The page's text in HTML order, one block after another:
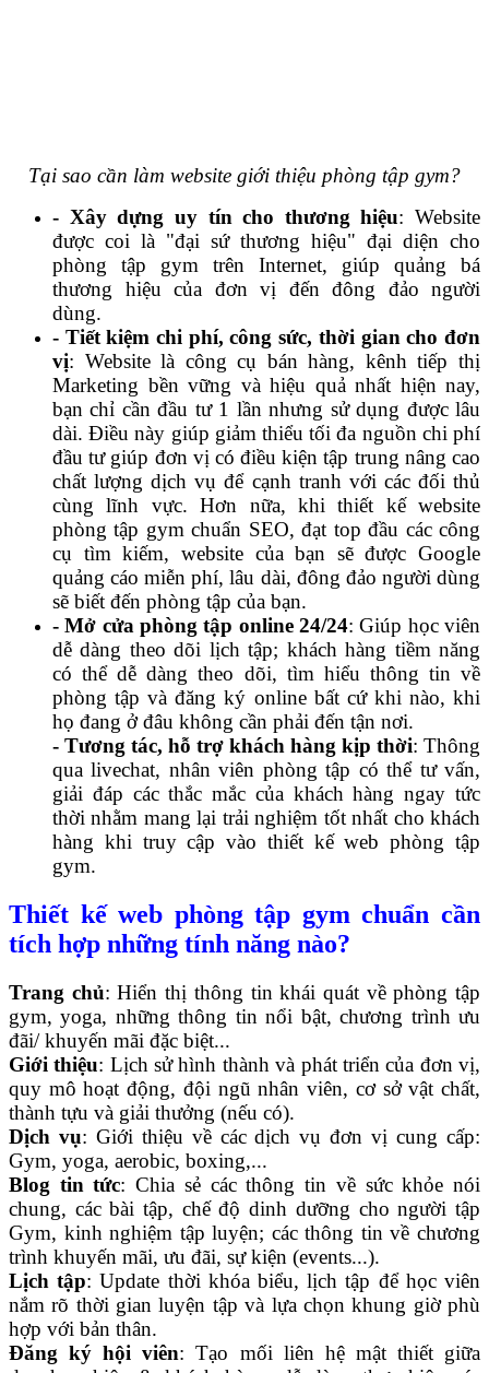
Tại sao cần làm website giới thiệu phòng tập gym?
- Xây dựng uy tín cho thương hiệu: Website
được coi là "đại sứ thương hiệu" đại diện cho
phòng tập gym trên Internet, giúp quảng bá
thương hiệu của đơn vị đến đông đảo người
dùng.
- Tiết kiệm chi phí, công sức, thời gian cho đơn
vị: Website là công cụ bán hàng, kênh tiếp thị
Marketing bền vững và hiệu quả nhất hiện nay,
bạn chỉ cần đầu tư 1 lần nhưng sử dụng được lâu
dài. Điều này giúp giảm thiểu tối đa nguồn chi phí
đầu tư giúp đơn vị có điều kiện tập trung nâng cao
chất lượng dịch vụ để cạnh tranh với các đối thủ
cùng lĩnh vực. Hơn nữa, khi thiết kế website
phòng tập gym chuẩn SEO, đạt top đầu các công
cụ tìm kiếm, website của bạn sẽ được Google
quảng cáo miễn phí, lâu dài, đông đảo người dùng
sẽ biết đến phòng tập của bạn.
- Mở cửa phòng tập online 24/24: Giúp học viên
dễ dàng theo dõi lịch tập; khách hàng tiềm năng
có thể dễ dàng theo dõi, tìm hiểu thông tin về
phòng tập và đăng ký online bất cứ khi nào, khi
họ đang ở đâu không cần phải đến tận nơi.
- Tương tác, hỗ trợ khách hàng kịp thời: Thông
qua livechat, nhân viên phòng tập có thể tư vấn,
giải đáp các thắc mắc của khách hàng ngay tức
thời nhằm mang lại trải nghiệm tốt nhất cho khách
hàng khi truy cập vào thiết kế web phòng tập
gym.
Thiết kế web phòng tập gym chuẩn cần
tích hợp những tính năng nào?
Trang chủ: Hiển thị thông tin khái quát về phòng tập
gym, yoga, những thông tin nổi bật, chương trình ưu
đãi/ khuyến mãi đặc biệt...
Giới thiệu: Lịch sử hình thành và phát triển của đơn vị,
quy mô hoạt động, đội ngũ nhân viên, cơ sở vật chất,
thành tựu và giải thưởng (nếu có).
Dịch vụ: Giới thiệu về các dịch vụ đơn vị cung cấp:
Gym, yoga, aerobic, boxing,...
Blog tin tức: Chia sẻ các thông tin về sức khỏe nói
chung, các bài tập, chế độ dinh dưỡng cho người tập
Gym, kinh nghiệm tập luyện; các thông tin về chương
trình khuyến mãi, ưu đãi, sự kiện (events...).
Lịch tập: Update thời khóa biểu, lịch tập để học viên
nắm rõ thời gian luyện tập và lựa chọn khung giờ phù
hợp với bản thân.
Đăng ký hội viên: Tạo mối liên hệ mật thiết giữa